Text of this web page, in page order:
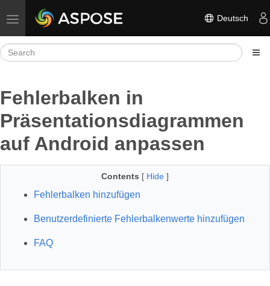
Toggle navigation Deutsch
Fehlerbalken in
Präsentationsdiagrammen
auf Android anpassen
Contents [ Hide ]
Fehlerbalken hinzufügen
Benutzerdefinierte Fehlerbalkenwerte hinzufügen
FAQ